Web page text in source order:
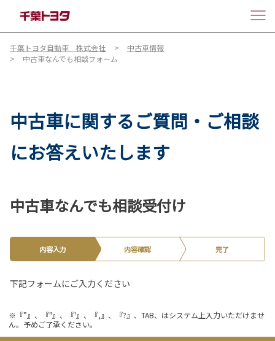
千葉トヨタ自動車 株式会社
中古車情報
中古車なんでも相談フォーム
中古車に関するご質問・ご相談
にお答えいたします
中古車なんでも相談受付け
内容入力 内容確認 完了
下記フォームにご入力ください
※『”』、『"』、『'』、『,』、『?』、TAB、はシステム上入力いただけませ
ん。予めご了承ください。